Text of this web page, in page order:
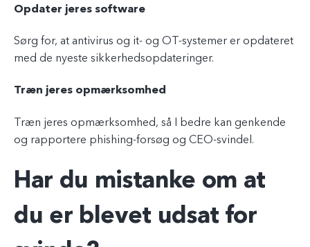
Opdater jeres software
Sørg for, at antivirus og it- og OT-systemer er opdateret
med de nyeste sikkerhedsopdateringer.
Træn jeres opmærksomhed
Træn jeres opmærksomhed, så I bedre kan genkende
og rapportere phishing-forsøg og CEO-svindel.
Har du mistanke om at
du er blevet udsat for